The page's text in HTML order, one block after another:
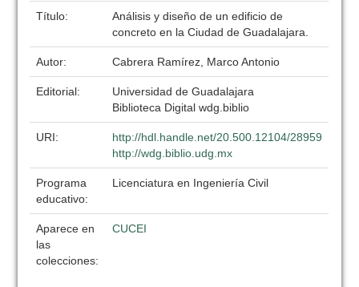
Título:
Análisis y diseño de un edificio de
concreto en la Ciudad de Guadalajara.
Autor: Cabrera Ramírez, Marco Antonio
Editorial:
Universidad de Guadalajara
Biblioteca Digital wdg.biblio
URI:
http://hdl.handle.net/20.500.12104/28959
http://wdg.biblio.udg.mx
Programa
educativo:
Licenciatura en Ingeniería Civil
Aparece en
las
colecciones:
CUCEI